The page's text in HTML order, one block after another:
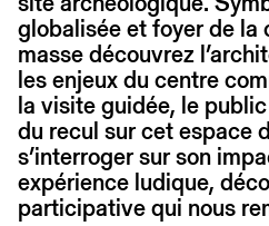
globalisée et foyer de la
masse découvrez
les enjeux du centre
la visite guidée, le
du recul sur cet espace
s’interroger sur son
expérience ludique,
participative qui nous